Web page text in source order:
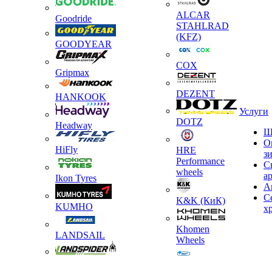
Goodride
GOODYEAR
Gripmax
HANKOOK
Headway
HiFly
Ikon Tyres
KUMHO
LANDSAIL
ALCAR
STAHLRAD
(KFZ)
COX
DEZENT
DOTZ
HRE
Performance
wheels
K&K (КиК)
Khomen
Wheels
Услуги